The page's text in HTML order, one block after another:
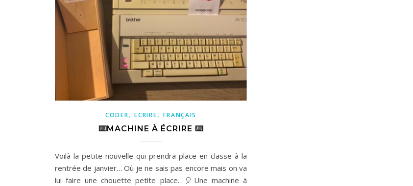
CODER,ECRIRE, FRANÇAIS
⌨️MACHINE À ÉCRIRE ⌨️
Voilà la petite nouvelle qui prendra place en classe à la
rentrée de janvier… Où je ne sais pas encore mais on va
lui faire une chouette petite place.. 🎈Une machine à